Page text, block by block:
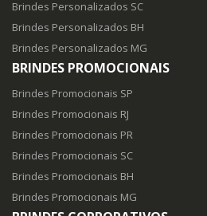
Brindes Personalizados SC
Brindes Personalizados BH
Brindes Personalizados MG
BRINDES PROMOCIONAIS
Brindes Promocionais SP
Brindes Promocionais RJ
Brindes Promocionais PR
Brindes Promocionais SC
Brindes Promocionais BH
Brindes Promocionais MG